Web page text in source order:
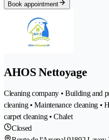
Book appointment
AHOS Nettoyage
Cleaning company • Building and
cleaning • Maintenance cleaning •
carpet cleaning • Chalet
Closed